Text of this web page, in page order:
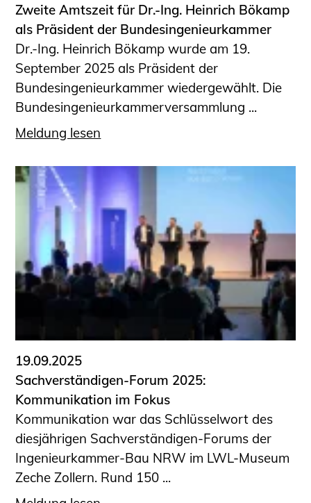
Zweite Amtszeit für Dr.-Ing. Heinrich Bökamp
als Präsident der Bundesingenieurkammer
Dr.-Ing. Heinrich Bökamp wurde am 19.
September 2025 als Präsident der
Bundesingenieurkammer wiedergewählt. Die
Bundesingenieurkammerversammlung ...
Meldung lesen
19.09.2025
Sachverständigen-Forum 2025:
Kommunikation im Fokus
Kommunikation war das Schlüsselwort des
diesjährigen Sachverständigen-Forums der
Ingenieurkammer-Bau NRW im LWL-Museum
Zeche Zollern. Rund 150 ...